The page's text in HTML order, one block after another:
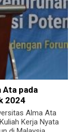
Ata pada
2024
Alma Ata
Kerja Nyata